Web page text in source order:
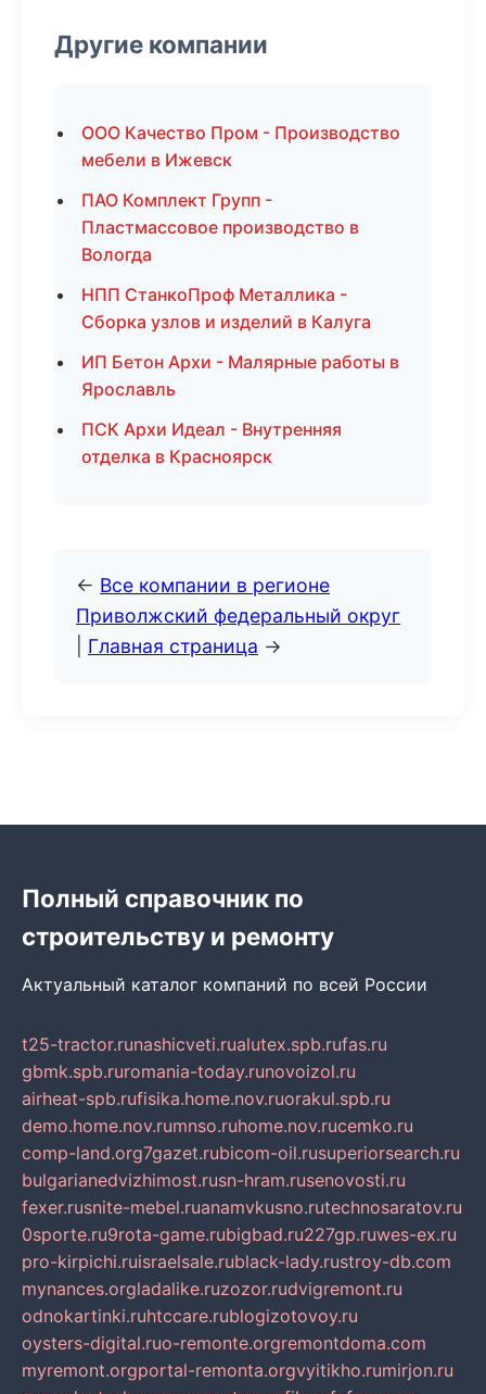
Другие компании
ООО Качество Пром - Производство
мебели в Ижевск
ПАО Комплект Групп -
Пластмассовое производство в
Вологда
НПП СтанкоПроф Металлика -
Сборка узлов и изделий в Калуга
ИП Бетон Архи - Малярные работы в
Ярославль
ПСК Архи Идеал - Внутренняя
отделка в Красноярск
← Все компании в регионе
Приволжский федеральный округ
Главная страница →
Полный справочник по
строительству и ремонту
Актуальный каталог компаний по всей России
t25-tractor.runashicveti.rualutex.spb.rufas.ru
gbmk.spb.ruromania-today.runovoizol.ru
airheat-spb.rufisika.home.nov.ruorakul.spb.ru
demo.home.nov.rumnso.ruhome.nov.rucemko.ru
comp-land.org7gazet.rubicom-oil.rusuperiorsearch.ru
bulgarianedvizhimost.rusn-hram.rusenovosti.ru
fexer.rusnite-mebel.ruanamvkusno.rutechnosaratov.ru
0sporte.ru9rota-game.rubigbad.ru227gp.ruwes-ex.ru
pro-kirpichi.ruisraelsale.rublack-lady.rustroy-db.com
mynances.orgladalike.ruzozor.rudvigremont.ru
odnokartinki.ruhtccare.rublogizotovoy.ru
oysters-digital.ruo-remonte.orgremontdoma.com
myremont.orgportal-remonta.orgvyitikho.rumirjon.ru